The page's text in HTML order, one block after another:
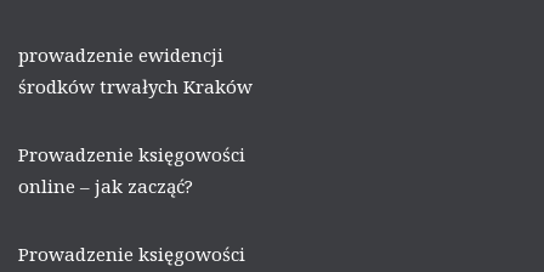
prowadzenie ewidencji
środków trwałych Kraków
Prowadzenie księgowości
online – jak zacząć?
Prowadzenie księgowości